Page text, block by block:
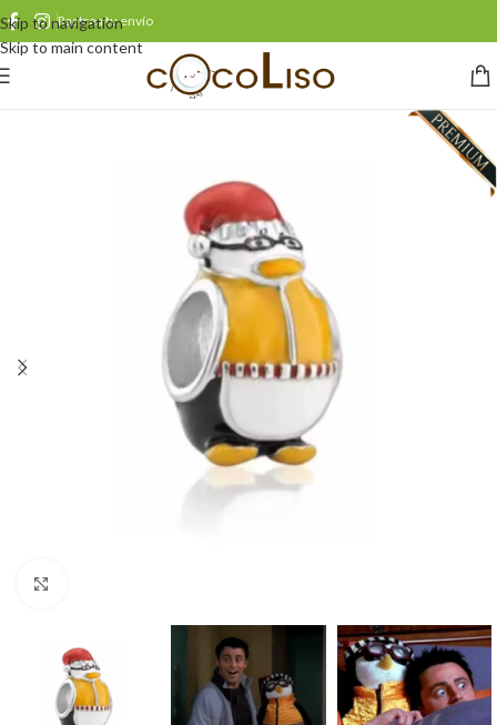
Skip to navigation
Skip to main content
Rastrea tu envío